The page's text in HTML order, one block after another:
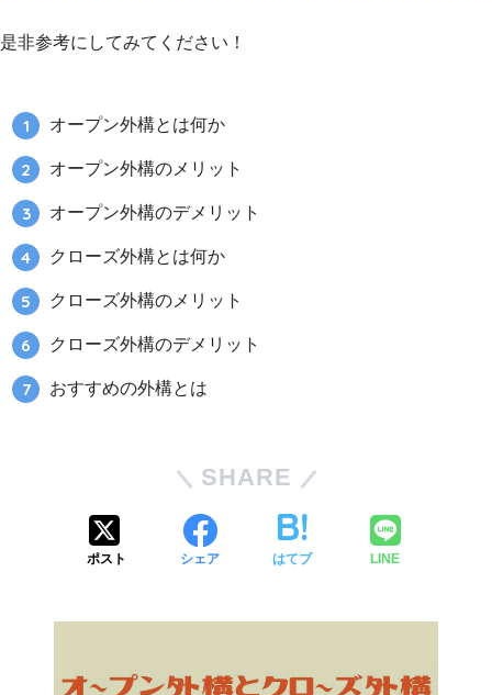
是非参考にしてみてください！
オープン外構とは何か
オープン外構のメリット
オープン外構のデメリット
クローズ外構とは何か
クローズ外構のメリット
クローズ外構のデメリット
おすすめの外構とは
SHARE
ポスト シェア はてブ LINE